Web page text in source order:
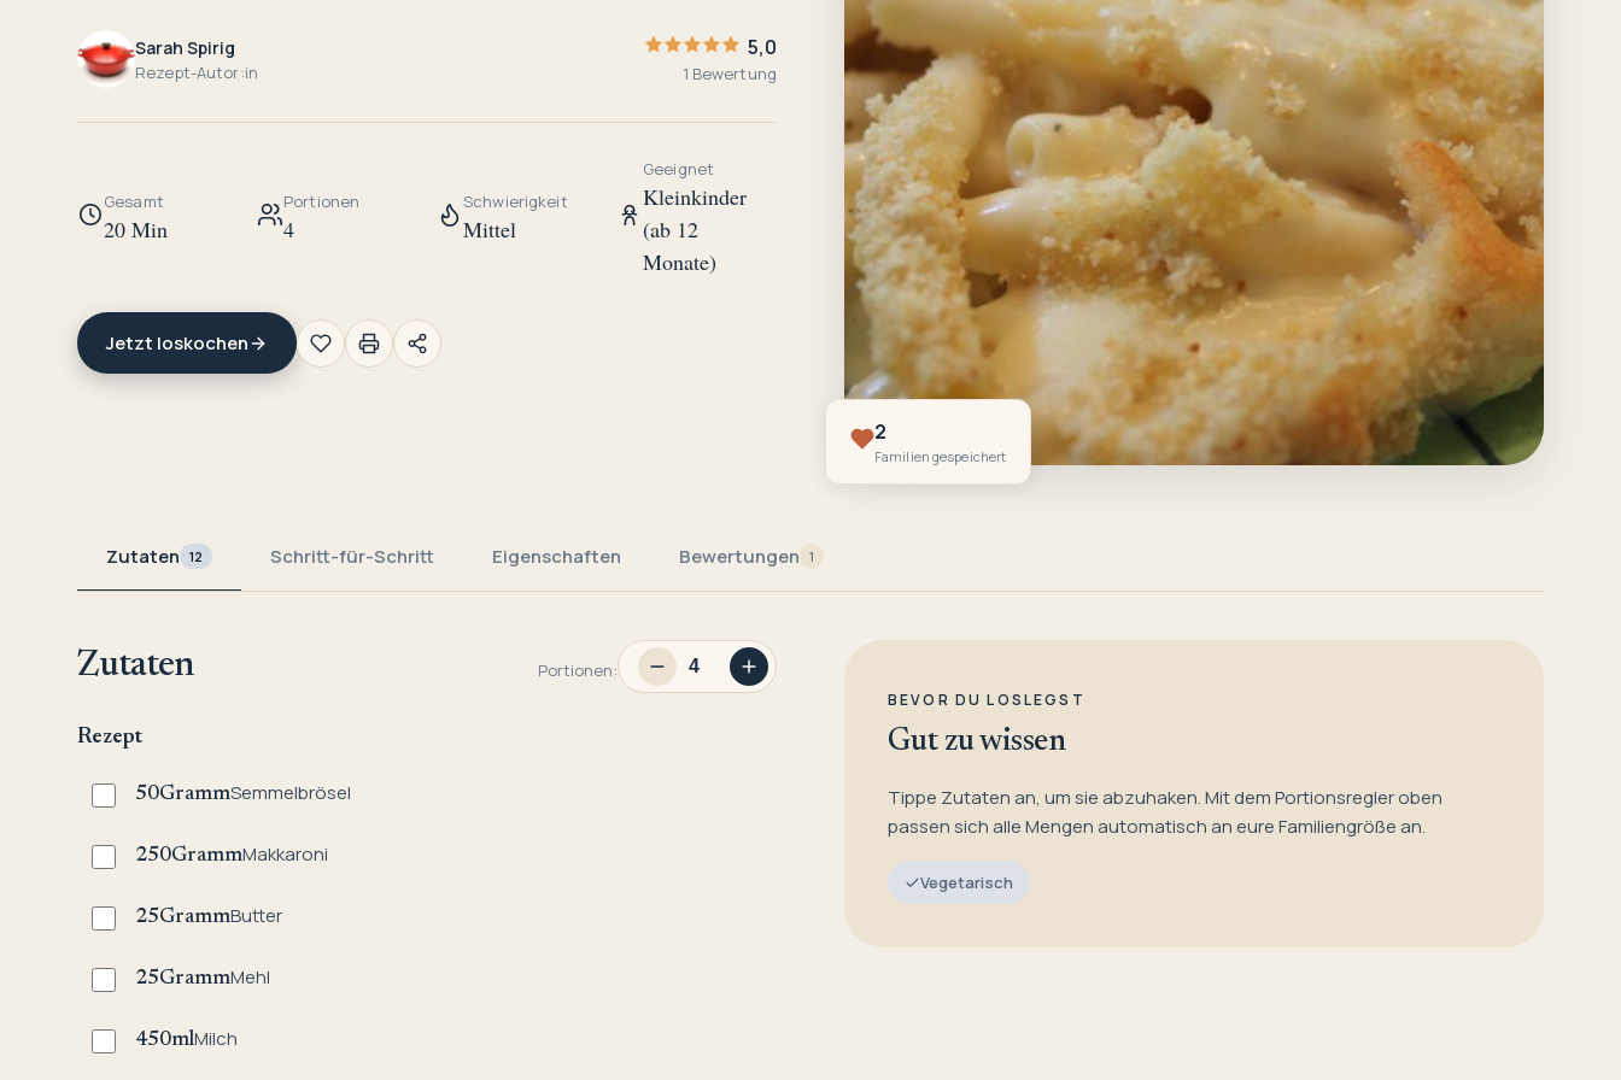
Sarah Spirig
Rezept-Autor:in
5,0
1 Bewertung
Gesamt
20 Min
Portionen
4
Schwierigkeit
Mittel
Geeignet
Kleinkinder
(ab 12
Monate)
Jetzt loskochen
2
Familien gespeichert
Zutaten 12 Schritt-für-Schritt Eigenschaften Bewertungen 1
Zutaten Portionen:
Rezept
50GrammSemmelbrösel
250GrammMakkaroni
25GrammButter
25GrammMehl
450mlMilch
BEVOR DU LOSLEGST
Gut zu wissen
Tippe Zutaten an, um sie abzuhaken. Mit dem Portionsregler oben
passen sich alle Mengen automatisch an eure Familiengröße an.
Vegetarisch